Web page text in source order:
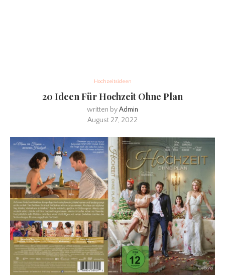
Hochzeitsideen
20 Ideen Für Hochzeit Ohne Plan
written byAdmin
August 27, 2022